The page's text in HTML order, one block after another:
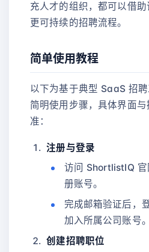
充人才的组织，都可以借助
更可持续的招聘流程。
简单使用教程
以下为基于典型 SaaS 招
简明使用步骤，具体界面
准：
注册与登录
访问 ShortlistIQ 官
册账号。
完成邮箱验证后，
加入所属公司账号。
创建招聘职位